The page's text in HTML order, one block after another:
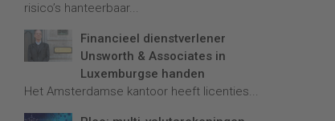
risico’s hanteerbaar...
Financieel dienstverlener
Unsworth & Associates in
Luxemburgse handen
Het Amsterdamse kantoor heeft licenties...